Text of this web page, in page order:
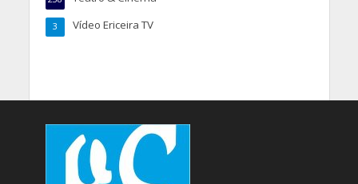
Vídeo Ericeira TV
3